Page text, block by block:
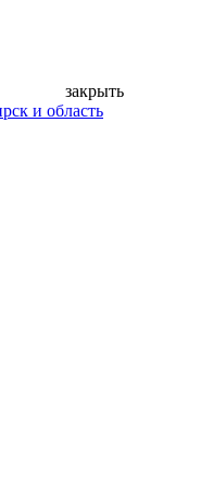
закрыть
и область